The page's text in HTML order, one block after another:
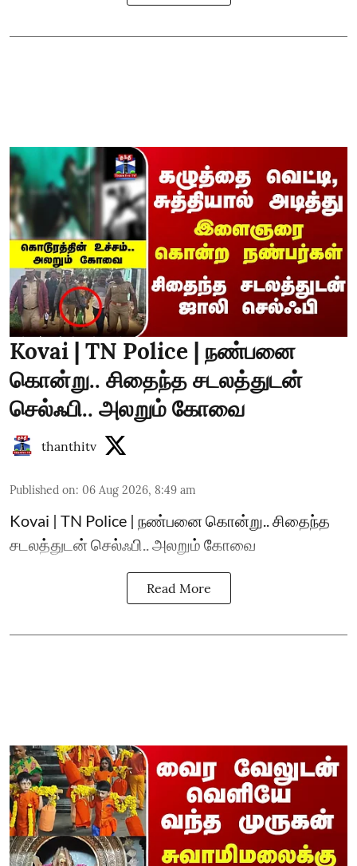
Kovai | TN Police | நண்பனை
கொன்று.. சிதைந்த சடலத்துடன்
செல்ஃபி.. அலறும் கோவை
thanthitv
Published on: 06 Aug 2026, 8:49 am
Kovai | TN Police | நண்பனை கொன்று.. சிதைந்த
சடலத்துடன் செல்ஃபி.. அலறும் கோவை
Read More